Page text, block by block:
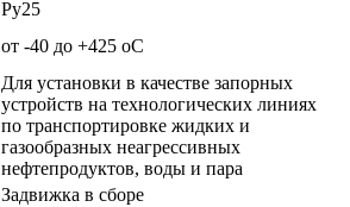
Ру25
от -40 до +425 oC
Для установки в качестве запорных
устройств на технологических линиях
по транспортировке жидких и
газообразных неагрессивных
нефтепродуктов, воды и пара
Задвижка в сборе